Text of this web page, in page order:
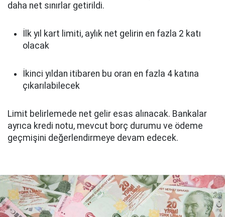
daha net sınırlar getirildi.
İlk yıl kart limiti, aylık net gelirin en fazla 2 katı
olacak
İkinci yıldan itibaren bu oran en fazla 4 katına
çıkarılabilecek
Limit belirlemede net gelir esas alınacak. Bankalar
ayrıca kredi notu, mevcut borç durumu ve ödeme
geçmişini değerlendirmeye devam edecek.